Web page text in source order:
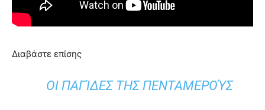
Διαβάστε επίσης
ΟΙ ΠΑΓΊΔΕΣ ΤΗΣ ΠΕΝΤΑΜΕΡΟΎΣ